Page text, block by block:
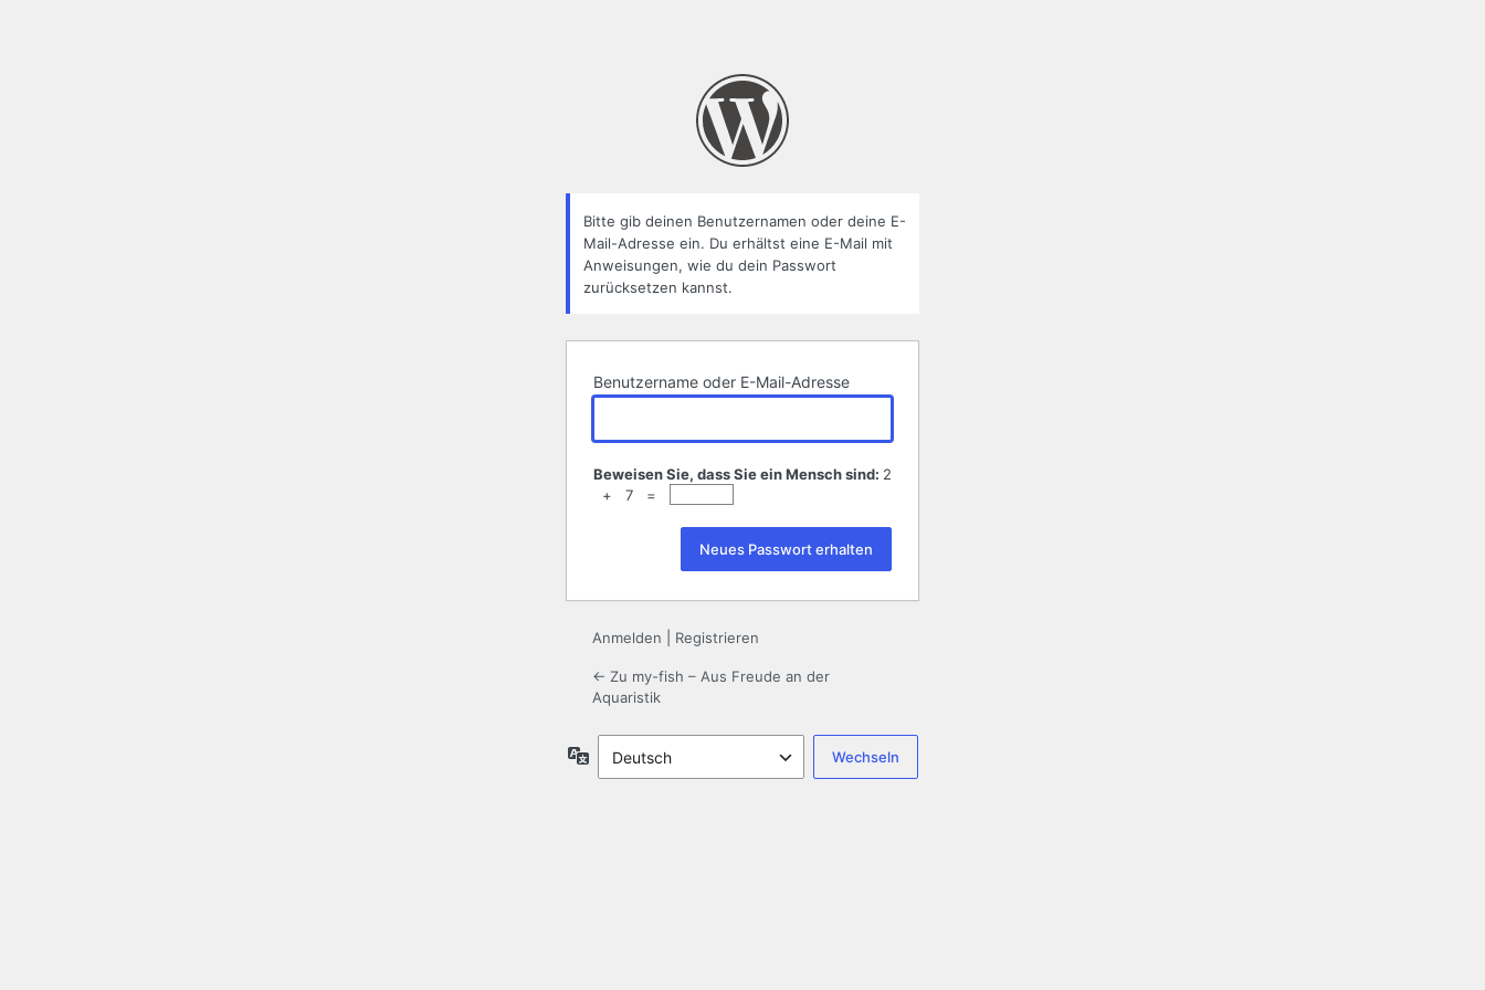
Bitte gib deinen Benutzernamen oder deine E-
Mail-Adresse ein. Du erhältst eine E-Mail mit
Anweisungen, wie du dein Passwort
zurücksetzen kannst.
Benutzername oder E-Mail-Adresse
Beweisen Sie, dass Sie ein Mensch sind: 2
+ 7 =
Anmelden Registrieren
← Zu my-fish – Aus Freude an der
Aquaristik
Sprache